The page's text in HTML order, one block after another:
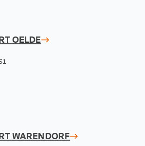
OELDE
WARENDORF